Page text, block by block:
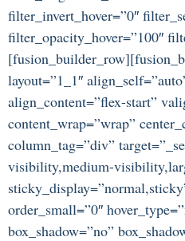
filter_invert_hover=”0″
filter_opacity_hover=”100″
layout=”1_1″
align_content=”flex-start”
content_wrap=”wrap”
column_tag=”div”
visibility,medium-
order_small=”0″
box_shadow=”no”